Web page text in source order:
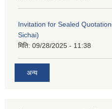
Invitation for Sealed
Sichai)
मिति: 09/28/2025 - 11:38
अन्य